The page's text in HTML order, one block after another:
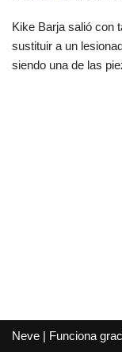
Kike Barja salió con
sustituir a un
siendo una de las
Neve | Funciona